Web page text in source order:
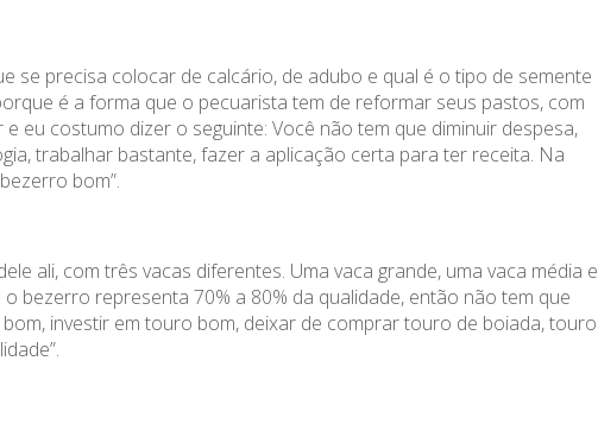
se precisa colocar de calcário, de adubo e qual é o tipo de semente
é a forma que o pecuarista tem de reformar seus pastos, com
eu costumo dizer o seguinte: Você não tem que diminuir despesa,
trabalhar bastante, fazer a aplicação certa para ter receita. Na
bom”.
ali, com três vacas diferentes. Uma vaca grande, uma vaca média e
bezerro representa 70% a 80% da qualidade, então não tem que
investir em touro bom, deixar de comprar touro de boiada, touro